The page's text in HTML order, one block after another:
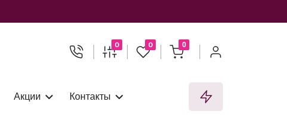
0 0 0
Акции Контакты